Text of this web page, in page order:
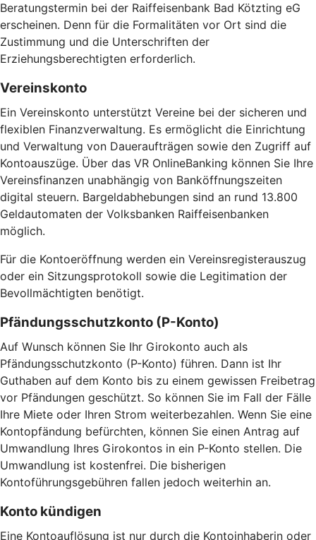
Beratungstermin bei der Raiffeisenbank Bad Kötzting eG
erscheinen. Denn für die Formalitäten vor Ort sind die
Zustimmung und die Unterschriften der
Erziehungsberechtigten erforderlich.
Vereinskonto
Ein Vereinskonto unterstützt Vereine bei der sicheren und
flexiblen Finanzverwaltung. Es ermöglicht die Einrichtung
und Verwaltung von Daueraufträgen sowie den Zugriff auf
Kontoauszüge. Über das VR OnlineBanking können Sie Ihre
Vereinsfinanzen unabhängig von Banköffnungszeiten
digital steuern. Bargeldabhebungen sind an rund 13.800
Geldautomaten der Volksbanken Raiffeisenbanken
möglich.
Für die Kontoeröffnung werden ein Vereinsregisterauszug
oder ein Sitzungsprotokoll sowie die Legitimation der
Bevollmächtigten benötigt.
Pfändungsschutzkonto (P-Konto)
Auf Wunsch können Sie Ihr Girokonto auch als
Pfändungsschutzkonto (P-Konto) führen. Dann ist Ihr
Guthaben auf dem Konto bis zu einem gewissen Freibetrag
vor Pfändungen geschützt. So können Sie im Fall der Fälle
Ihre Miete oder Ihren Strom weiterbezahlen. Wenn Sie eine
Kontopfändung befürchten, können Sie einen Antrag auf
Umwandlung Ihres Girokontos in ein P-Konto stellen. Die
Umwandlung ist kostenfrei. Die bisherigen
Kontoführungsgebühren fallen jedoch weiterhin an.
Konto kündigen
Eine Kontoauflösung ist nur durch die Kontoinhaberin oder